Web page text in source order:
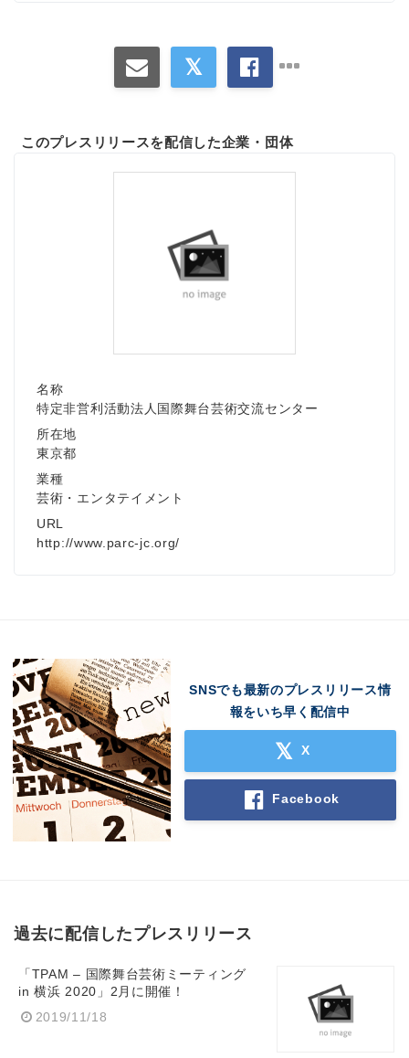
このプレスリリースを配信した企業・団体
名称
特定非営利活動法人国際舞台芸術交流センター
所在地
東京都
業種
芸術・エンタテイメント
URL
http://www.parc-jc.org/
SNSでも最新のプレスリリース情
報をいち早く配信中
X
Facebook
過去に配信したプレスリリース
「TPAM – 国際舞台芸術ミーティング
in 横浜 2020」2月に開催！
2019/11/18